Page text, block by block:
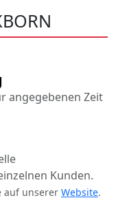
angegebenen Zeit
Kunden.
auf unserer Website.